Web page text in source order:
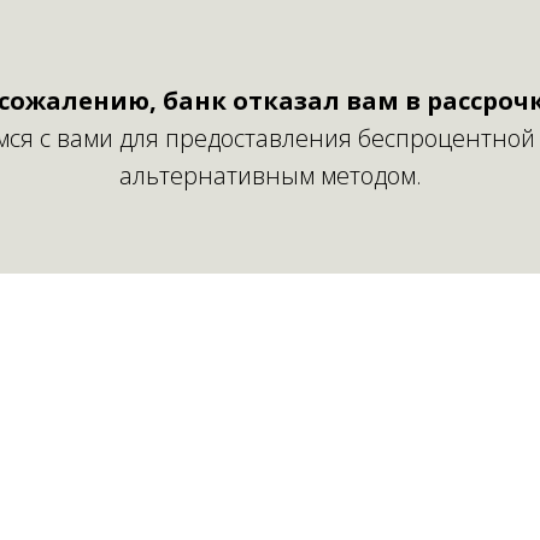
банк отказал вам в
с вами для предоставления беспроцентной
альтернативным методом.